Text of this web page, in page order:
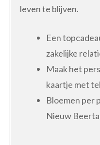
leven te blijven.
Een
zakelijke
Maak het
kaartje met
Bloemen per
Nieuw